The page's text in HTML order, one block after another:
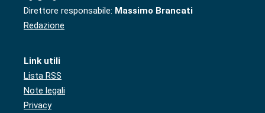
Direttore responsabile: Massimo Brancati
Redazione
Link utili
Lista RSS
Note legali
Privacy